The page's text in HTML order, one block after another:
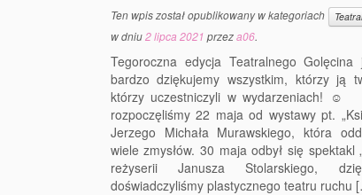
Ten wpis został opublikowany w kategoriach
w dniu2 lipca 2021 przeza06.
Tegoroczna edycja Teatralnego
bardzo dziękujemy wszystkim, którzy ją
którzy uczestniczyli w wydarzeniach! ☺️
rozpoczęliśmy 22 maja od wystawy pt.
Jerzego Michała Murawskiego, która
wiele zmysłów. 30 maja odbył się spektakl
reżyserii Janusza Stolarskiego,
doświadczyliśmy plastycznego teatru ruchu